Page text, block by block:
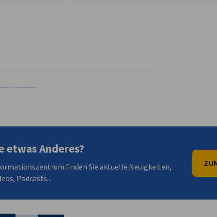
etwas Anderes?
finden Sie aktuelle Neuigkeiten,
Podcasts...